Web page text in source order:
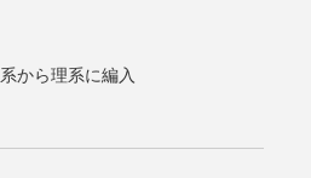
から理系に編入